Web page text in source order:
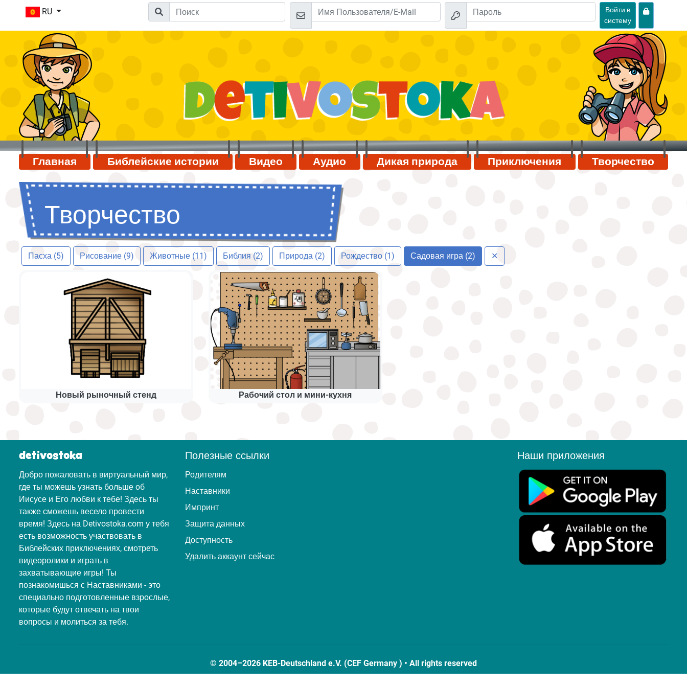
RU
Войти в
систему
Главная Библейские истории Видео Аудио Дикая природа Приключения Творчество
Творчество
Пасха (5) Рисование (9) Животные (11) Библия (2) Природа (2) Рождество (1) Садовая игра (2) ✕
Новый рыночный стенд Рабочий стол и мини-кухня
detivostoka
Добро пожаловать в виртуальный мир,
где ты можешь узнать больше об
Иисусе и Его любви к тебе! Здесь ты
также сможешь весело провести
время! Здесь на Detivostoka.com у тебя
есть возможность участвовать в
Библейских приключениях, смотреть
видеоролики и играть в
захватывающие игры! Ты
познакомишься с Наставниками - это
специально подготовленные взрослые,
которые будут отвечать на твои
вопросы и молиться за тебя.
Полезные ссылки
Родителям
Наставники
Импринт
Защита данных
Доступность
Удалить аккаунт сейчас
Наши приложения
© 2004–2026 KEB-Deutschland e.V. (CEF Germany ) • All rights reserved